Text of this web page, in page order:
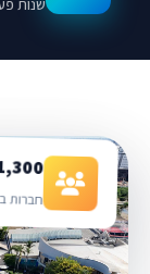
שנות
1,300
חברות